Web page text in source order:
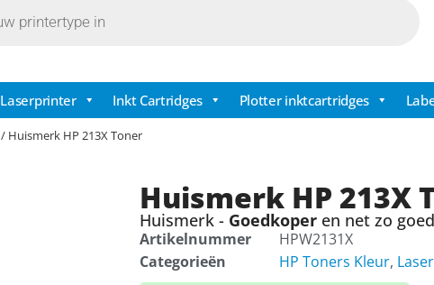
Laserprinter Inkt Cartridges Plotter inktcartridges
/ Huismerk HP 213X Toner
Huismerk HP 213X
Huismerk - Goedkoperen net zo
Artikelnummer
HPW2131X
Categorieën
HP Toners Kleur,